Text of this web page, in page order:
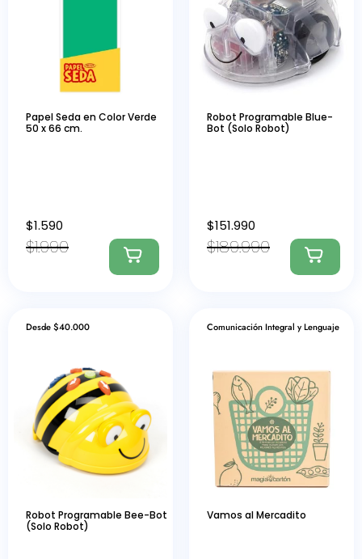
Papel Seda en Color Verde
50 x 66 cm.
$1.990
$1.590
Robot Programable Blue-
Bot (Solo Robot)
$189.990
$151.990
Desde $40.000
Robot Programable Bee-Bot
(Solo Robot)
Comunicación Integral y Lenguaje
Vamos al Mercadito